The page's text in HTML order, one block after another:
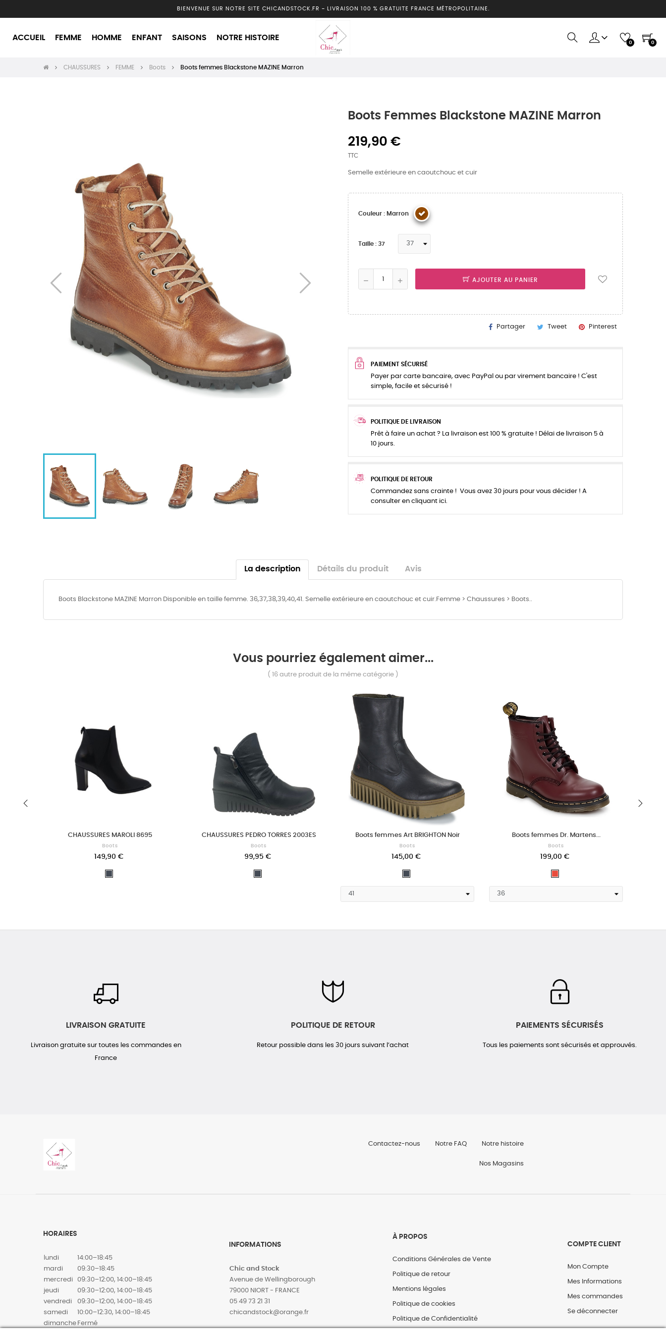
BIENVENUE SUR NOTRE SITE CHICANDSTOCK.FR - LIVRAISON 100 % GRATUITE FRANCE MÉTROPOLITAINE.
ACCUEIL FEMME HOMME ENFANT SAISONS NOTRE HISTOIRE
0 0
CHAUSSURES FEMME Boots Boots femmes Blackstone MAZINE Marron
Boots Femmes Blackstone MAZINE Marron
219,90 €
TTC
Semelle extérieure en caoutchouc et cuir
Couleur : Marron
Taille : 37
AJOUTER AU PANIER
Partager Tweet Pinterest
PAIEMENT SÉCURISÉ
Payer par carte bancaire, avec PayPal ou par virement bancaire ! C'est
simple, facile et sécurisé !
POLITIQUE DE LIVRAISON
Prêt à faire un achat ? La livraison est 100 % gratuite ! Délai de livraison 5 à
10 jours.
POLITIQUE DE RETOUR
Commandez sans crainte ! Vous avez 30 jours pour vous décider ! A
consulter en cliquant ici.
La description Détails du produit Avis
Boots Blackstone MAZINE Marron Disponible en taille femme. 36,37,38,39,40,41. Semelle extérieure en caoutchouc et cuir.Femme > Chaussures > Boots..
Vous pourriez également aimer...
( 16 autre produit de la même catégorie )
CHAUSSURES MAROLI 8695
Boots
149,90 €
CHAUSSURES PEDRO TORRES 2003ES
Boots
99,95 €
Boots femmes Art BRIGHTON Noir
Boots
145,00 €
Boots femmes Dr. Martens...
Boots
199,00 €
LIVRAISON GRATUITE
Livraison gratuite sur toutes les commandes en
France
POLITIQUE DE RETOUR
Retour possible dans les 30 jours suivant l’achat
PAIEMENTS SÉCURISÉS
Tous les paiements sont sécurisés et approuvés.
Contactez-nous Notre FAQ Notre histoire
Nos Magasins
HORAIRES
lundi
14:00–18:45
mardi
09:30–18:45
mercredi
09:30–12:00, 14:00–18:45
jeudi
09:30–12:00, 14:00–18:45
vendredi
09:30–12:00, 14:00–18:45
samedi
10:00–12:30, 14:00–18:45
dimanche Fermé
INFORMATIONS
Chic and Stock
Avenue de Wellingborough
79000 NIORT - FRANCE
05 49 73 21 31
‎chicandstock@orange.fr
À PROPOS
Conditions Générales de Vente
Politique de retour
Mentions légales
Politique de cookies
Politique de Confidentialité
COMPTE CLIENT
Mon Compte
Mes Informations
Mes commandes
Se déconnecter